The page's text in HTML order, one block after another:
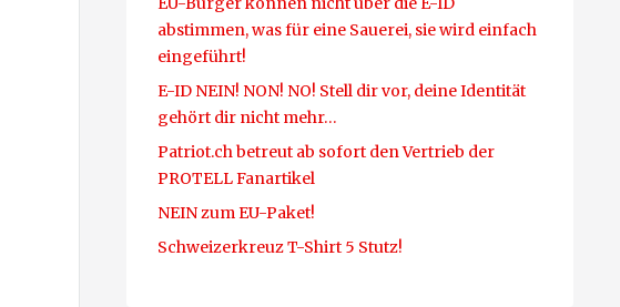
abstimmen, was für eine Sauerei, sie wird einfach
eingeführt!
E-ID NEIN! NON! NO! Stell dir vor, deine Identität
gehört dir nicht mehr…
Patriot.ch betreut ab sofort den Vertrieb der
PROTELL Fanartikel
NEIN zum EU-Paket!
Schweizerkreuz T-Shirt 5 Stutz!